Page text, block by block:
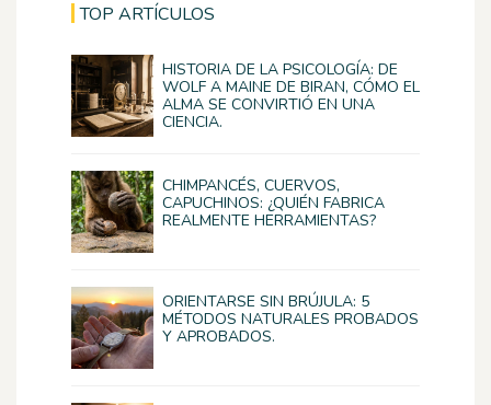
TOP ARTÍCULOS
HISTORIA DE LA PSICOLOGÍA: DE
WOLF A MAINE DE BIRAN, CÓMO EL
ALMA SE CONVIRTIÓ EN UNA
CIENCIA.
CHIMPANCÉS, CUERVOS,
CAPUCHINOS: ¿QUIÉN FABRICA
REALMENTE HERRAMIENTAS?
ORIENTARSE SIN BRÚJULA: 5
MÉTODOS NATURALES PROBADOS
Y APROBADOS.